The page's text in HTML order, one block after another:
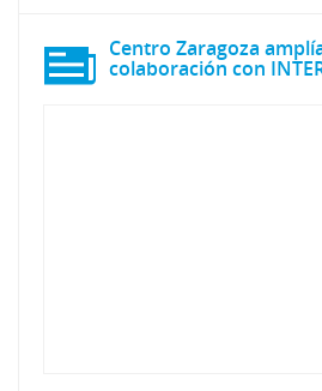
Centro Zaragoza
colaboración con